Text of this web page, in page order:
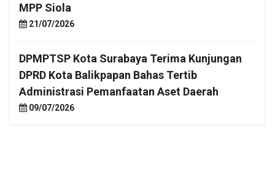
MPP Siola
21/07/2026
DPMPTSP Kota Surabaya Terima Kunjungan
DPRD Kota Balikpapan Bahas Tertib
Administrasi Pemanfaatan Aset Daerah
09/07/2026